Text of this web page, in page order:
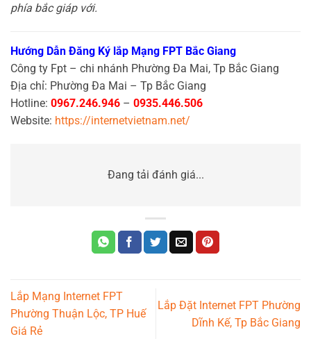
phía bắc giáp với.
Hướng Dẫn Đăng Ký lắp Mạng FPT Bắc Giang
Công ty Fpt – chi nhánh Phường Đa Mai, Tp Bắc Giang
Địa chỉ: Phường Đa Mai – Tp Bắc Giang
Hotline: 0967.246.946 – 0935.446.506
Website: https://internetvietnam.net/
Đang tải đánh giá...
Lắp Mạng Internet FPT
Phường Thuận Lộc, TP Huế
Giá Rẻ
Lắp Đặt Internet FPT Phường
Dĩnh Kế, Tp Bắc Giang